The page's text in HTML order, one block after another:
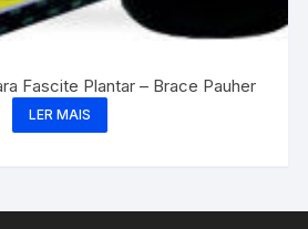
Fascite Plantar – Brace Pauher
LER MAIS